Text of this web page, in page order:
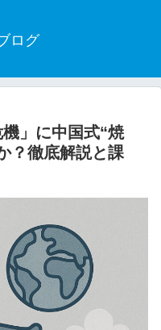
ログ
」に中国式“焼
？徹底解説と課